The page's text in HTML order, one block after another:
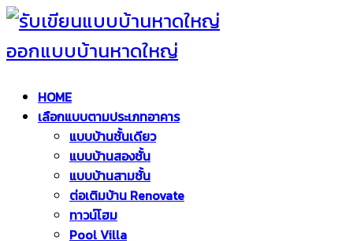
HOME
เลือกแบบตามประเภทอาคาร
แบบบ้านชั้นเดียว
แบบบ้านสองชั้น
แบบบ้านสามชั้น
ต่อเติมบ้าน Renovate
ทาวน์โฮม
Pool Villa